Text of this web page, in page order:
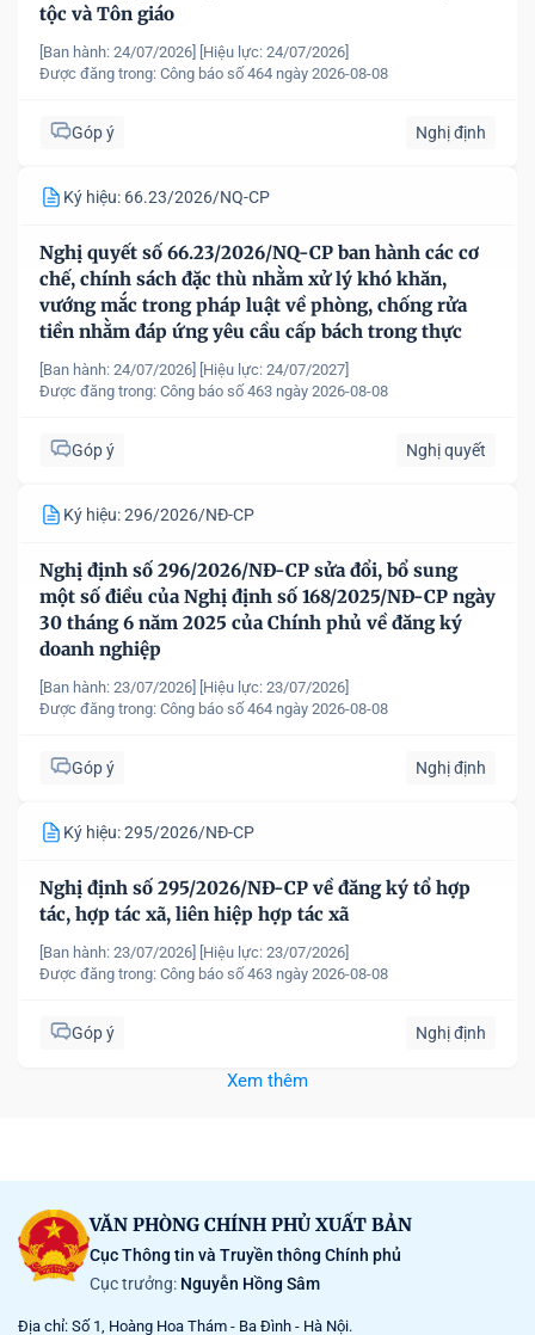
tộc và Tôn giáo
[Ban hành: 24/07/2026] [Hiệu lực: 24/07/2026]
Được đăng trong: Công báo số 464 ngày 2026-08-08
Góp ý Nghị định
Ký hiệu: 66.23/2026/NQ-CP
Nghị quyết số 66.23/2026/NQ-CP ban hành các cơ
chế, chính sách đặc thù nhằm xử lý khó khăn,
vướng mắc trong pháp luật về phòng, chống rửa
tiền nhằm đáp ứng yêu cầu cấp bách trong thực
hiện cam kết quốc tế về trao đổi thông tin theo yêu
cầu về thuế
[Ban hành: 24/07/2026] [Hiệu lực: 24/07/2027]
Được đăng trong: Công báo số 463 ngày 2026-08-08
Góp ý Nghị quyết
Ký hiệu: 296/2026/NĐ-CP
Nghị định số 296/2026/NĐ-CP sửa đổi, bổ sung
một số điều của Nghị định số 168/2025/NĐ-CP ngày
30 tháng 6 năm 2025 của Chính phủ về đăng ký
doanh nghiệp
[Ban hành: 23/07/2026] [Hiệu lực: 23/07/2026]
Được đăng trong: Công báo số 464 ngày 2026-08-08
Góp ý Nghị định
Ký hiệu: 295/2026/NĐ-CP
Nghị định số 295/2026/NĐ-CP về đăng ký tổ hợp
tác, hợp tác xã, liên hiệp hợp tác xã
[Ban hành: 23/07/2026] [Hiệu lực: 23/07/2026]
Được đăng trong: Công báo số 463 ngày 2026-08-08
Góp ý Nghị định
Xem thêm
VĂN PHÒNG CHÍNH PHỦ XUẤT BẢN
Cục Thông tin và Truyền thông Chính phủ
Cục trưởng: Nguyễn Hồng Sâm
Địa chỉ: Số 1, Hoàng Hoa Thám - Ba Đình - Hà Nội.